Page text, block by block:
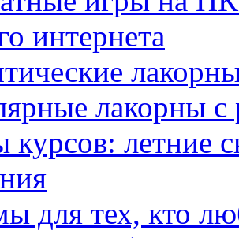
интернета
лакорны с
курсов: летние
для тех, кто